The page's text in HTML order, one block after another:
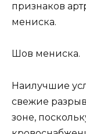
признаков
мениска.
Шов мениска.
Наилучшие
свежие
зоне,